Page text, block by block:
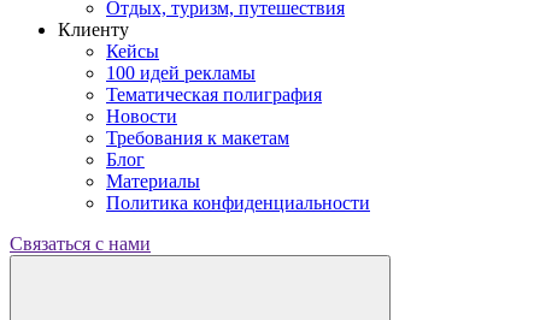
Отдых, туризм, путешествия
Клиенту
Кейсы
100 идей рекламы
Тематическая полиграфия
Новости
Требования к макетам
Блог
Материалы
Политика конфиденциальности
Связаться с нами